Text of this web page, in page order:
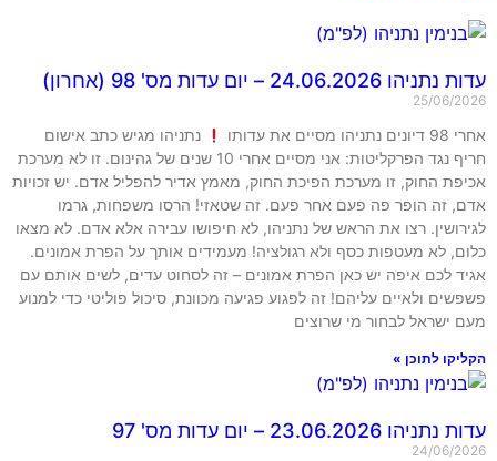
עדות נתניהו 24.06.2026 – יום עדות מס' 98 (אחרון)
25/06/2026
אחרי 98 דיונים נתניהו מסיים את עדותו
נתניהו מגיש כתב אישום
חריף נגד הפרקליטות: אני מסיים אחרי 10 שנים של גהינום. זו לא מערכת
אכיפת החוק, זו מערכת הפיכת החוק, מאמץ אדיר להפליל אדם. יש זכויות
אדם, זה הופר פה פעם אחר פעם. זה שטאזי! הרסו משפחות, גרמו
לגירושין. רצו את הראש של נתניהו, לא חיפושו עבירה אלא אדם. לא מצאו
כלום, לא מעטפות כסף ולא רגולציה! מעמידים אותך על הפרת אמונים.
אגיד לכם איפה יש כאן הפרת אמונים – זה לסחוט עדים, לשים אותם עם
פשפשים ולאיים עליהם! זה לפגוע פגיעה מכוונת, סיכול פוליטי כדי למנוע
מעם ישראל לבחור מי שרוצים
הקליקו לתוכן »
עדות נתניהו 23.06.2026 – יום עדות מס' 97
24/06/2026